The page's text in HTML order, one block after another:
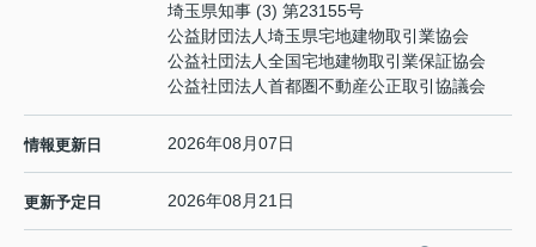
埼玉県知事 (3) 第23155号
公益財団法人埼玉県宅地建物取引業協会
公益社団法人全国宅地建物取引業保証協会
公益社団法人首都圏不動産公正取引協議会
情報更新日 2026年08月07日
更新予定日 2026年08月21日